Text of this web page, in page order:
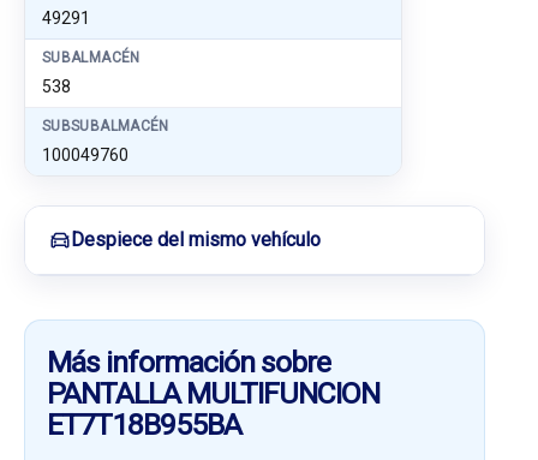
49291
SUBALMACÉN
538
SUBSUBALMACÉN
100049760
Despiece del mismo vehículo
Más información sobre
PANTALLA MULTIFUNCION
ET7T18B955BA